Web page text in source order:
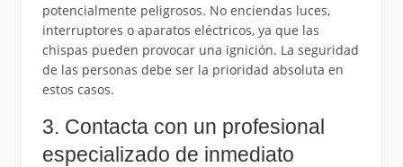
potencialmente peligrosos. No enciendas luces,
interruptores o aparatos eléctricos, ya que las
chispas pueden provocar una ignición. La seguridad
de las personas debe ser la prioridad absoluta en
estos casos.
3. Contacta con un profesional
especializado de inmediato